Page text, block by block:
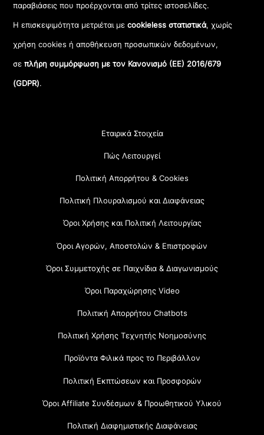
παραβιάσεις που προέρχονται από τρίτες ιστοσελίδες.
Η επισκεψιμότητα μετριέται μεcookieless στατιστικά, χωρίς
χρήση cookies ή αποθήκευση προσωπικών δεδομένων,
σεπλήρη συμμόρφωση με τον Κανονισμό (ΕΕ) 2016/679
(GDPR).
Εταιρικά Στοιχεία
Πώς Λειτουργεί
Πολιτική Απορρήτου & Cookies
Πολιτική Πλουραλισμού και Διαφάνειας
Όροι Χρήσης και Πολιτική Λειτουργίας
Όροι Αγορών, Αποστολών & Επιστροφών
Όροι Συμμετοχής σε Παιχνίδια & Διαγωνισμούς
Όροι Παραχώρησης Video
Πολιτική Απορρήτου Chatbots
Πολιτική Χρήσης Τεχνητής Νοημοσύνης
Προϊόντα Φιλικά προς το Περιβάλλον
Πολιτική Εκπτώσεων και Προσφορών
Όροι Affiliate Συνδέσμων & Προωθητικού Υλικού
Πολιτική Διαφημιστικής Διαφάνειας